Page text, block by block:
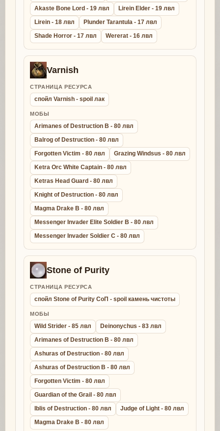
Akaste Bone Lord - 19 лвл
Lirein Elder - 19 лвл
Lirein - 18 лвл
Plunder Tarantula - 17 лвл
Shade Horror - 17 лвл
Wererat - 16 лвл
Varnish
СТРАНИЦА РЕСУРСА
спойл Varnish - spoil лак
МОБЫ
Arimanes of Destruction B - 80 лвл
Balrog of Destruction - 80 лвл
Forgotten Victim - 80 лвл
Grazing Windsus - 80 лвл
Ketra Orc White Captain - 80 лвл
Ketras Head Guard - 80 лвл
Knight of Destruction - 80 лвл
Magma Drake B - 80 лвл
Messenger Invader Elite Soldier B - 80 лвл
Messenger Invader Soldier C - 80 лвл
Stone of Purity
СТРАНИЦА РЕСУРСА
спойл Stone of Purity СоП - spoil камень чистоты
МОБЫ
Wild Strider - 85 лвл
Deinonychus - 83 лвл
Arimanes of Destruction B - 80 лвл
Ashuras of Destruction - 80 лвл
Ashuras of Destruction B - 80 лвл
Forgotten Victim - 80 лвл
Guardian of the Grail - 80 лвл
Iblis of Destruction - 80 лвл
Judge of Light - 80 лвл
Magma Drake B - 80 лвл